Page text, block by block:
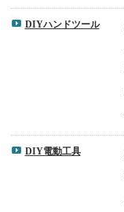
DIYハンドツール
DIY電動工具